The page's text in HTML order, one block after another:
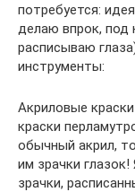
потребуется:
делаю впрок, под
расписываю
инструменты:
Акриловые
краски
обычный акрил,
им зрачки
зрачки,